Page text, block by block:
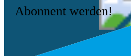
Abonnent werden!